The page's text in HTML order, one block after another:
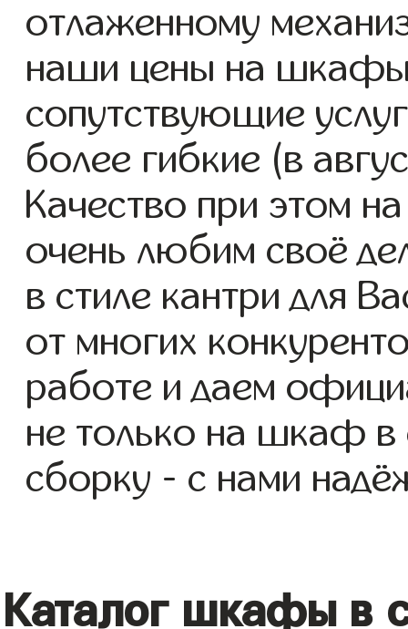
отлаженному
наши цены на шкафы
сопутствующие
более гибкие (в
Качество при этом
очень любим своё
в стиле кантри для
от многих
работе и даем
не только на шкаф в
сборку - с нами
Каталог шкафы в